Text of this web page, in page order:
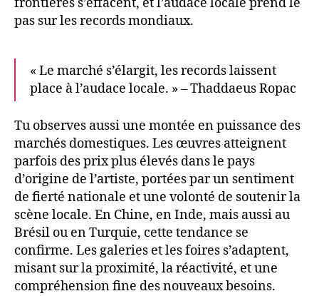
pas sur les records mondiaux.
« Le marché s’élargit, les records laissent
place à l’audace locale. » – Thaddaeus Ropac
Tu observes aussi une montée en puissance des
marchés domestiques. Les œuvres atteignent
parfois des prix plus élevés dans le pays
d’origine de l’artiste, portées par un sentiment
de fierté nationale et une volonté de soutenir la
scène locale. En Chine, en Inde, mais aussi au
Brésil ou en Turquie, cette tendance se
confirme. Les galeries et les foires s’adaptent,
misant sur la proximité, la réactivité, et une
compréhension fine des nouveaux besoins.